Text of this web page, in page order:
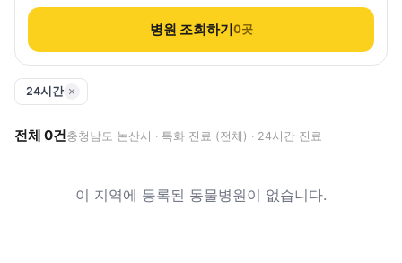
병원 조회하기0곳
24시간
전체 0건충청남도 논산시 · 특화 진료 (전체) · 24시간 진료
이 지역에 등록된 동물병원이 없습니다.